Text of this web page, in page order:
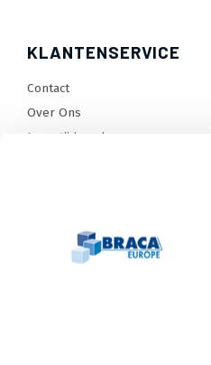
KLANTENSERVICE
Contact
Over Ons
Levertijden, dagen en
Betaalmethodes en voorwaarden
Privacy policy